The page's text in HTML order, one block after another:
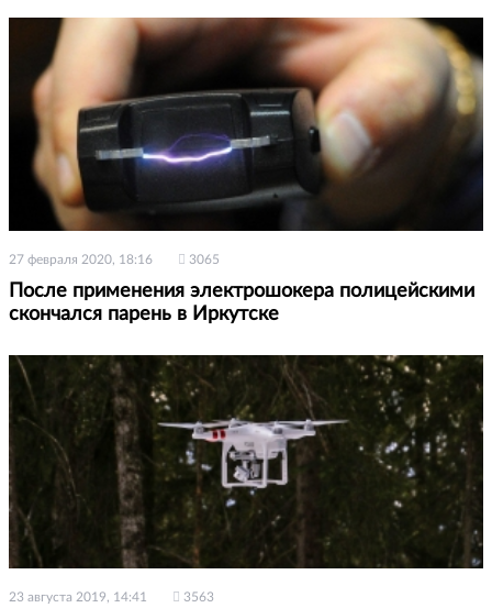
27 февраля 2020, 18:16 3065
После применения электрошокера полицейскими
скончался парень в Иркутске
23 августа 2019, 14:41 3563